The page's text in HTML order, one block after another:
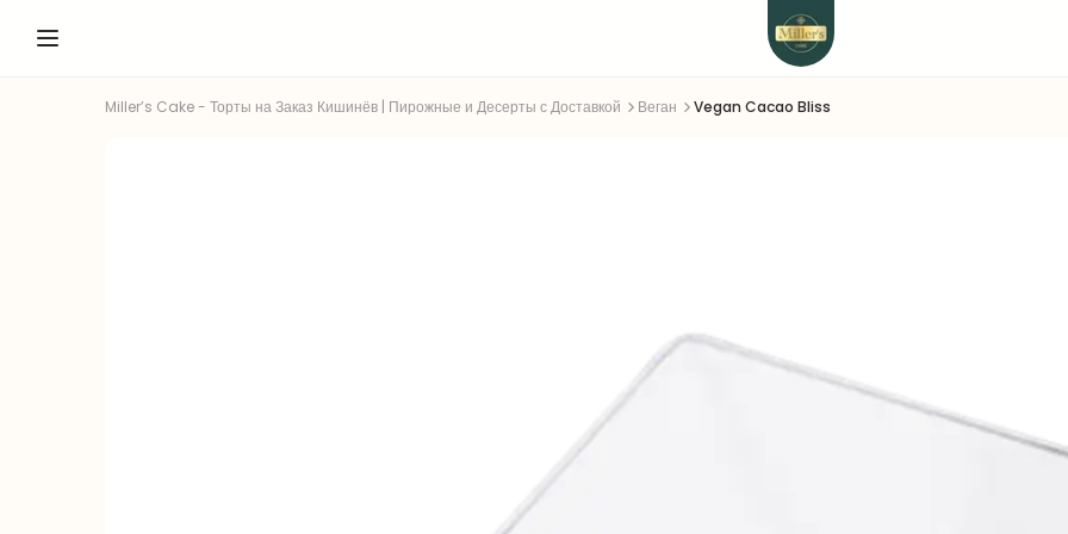
Miller’s Cake - Торты на Заказ Кишинёв | Пирожные и Десерты с Доставкой Веган Vegan Cacao Bliss